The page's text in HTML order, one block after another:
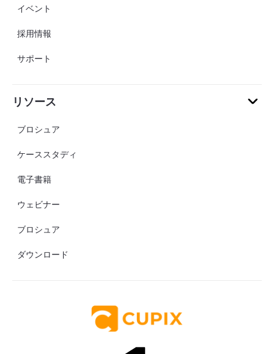
イベント
採用情報
サポート
リソース
ブロシュア
ケーススタディ
電子書籍
ウェビナー
ブロシュア
ダウンロード